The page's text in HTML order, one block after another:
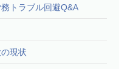
トラブル回避Q&A
現状